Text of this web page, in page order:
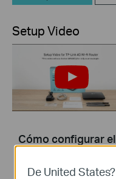
Setup Video
Cómo configurar el
Link 4G
De United States?